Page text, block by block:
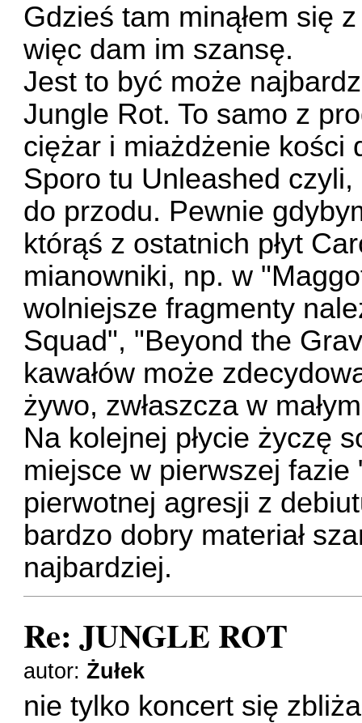
Gdzieś tam minąłem się
więc dam im szansę.
Jest to być może
Jungle Rot. To samo z
ciężar i miażdżenie kości
Sporo tu Unleashed
do przodu. Pewnie
którąś z ostatnich płyt
mianowniki, np. w
wolniejsze fragmenty
Squad", "Beyond the
kawałów może
żywo, zwłaszcza w
Na kolejnej płycie życzę
miejsce w pierwszej
pierwotnej agresji z
bardzo dobry materiał
najbardziej.
Re: JUNGLE ROT
autor:Żułek
nie tylko koncert się